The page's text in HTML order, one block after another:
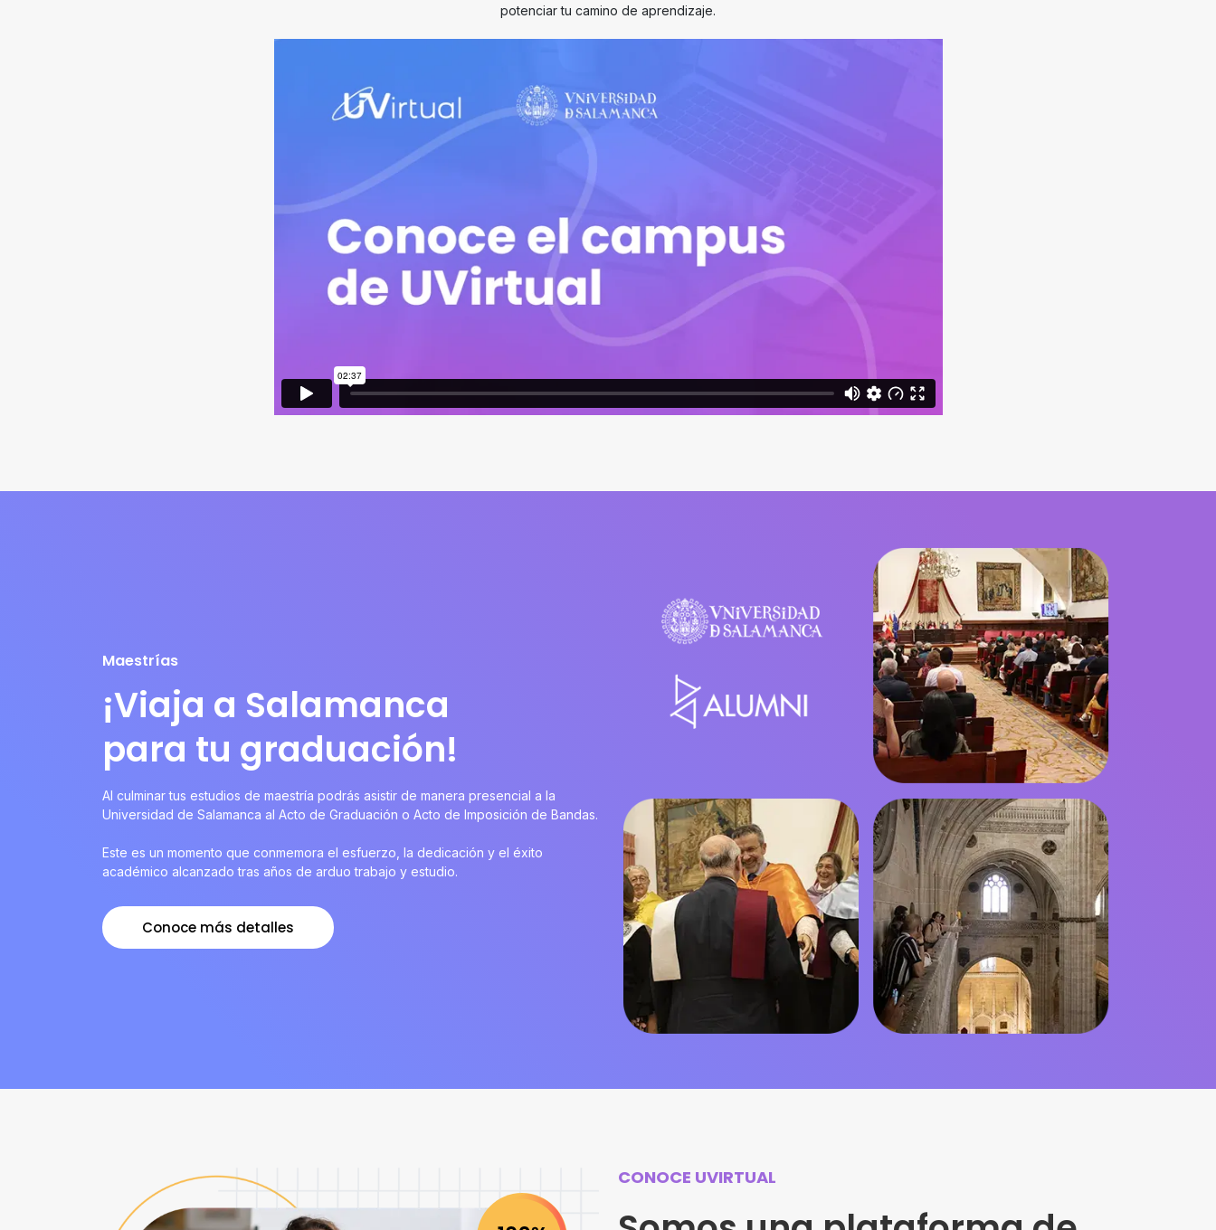
potenciar tu camino de aprendizaje.
Maestrías
¡Viaja a Salamanca
para tu graduación!
Al culminar tus estudios de maestría podrás asistir de manera presencial a la
Universidad de Salamanca al Acto de Graduación o Acto de Imposición de Bandas.
Este es un momento que conmemora el esfuerzo, la dedicación y el éxito
académico alcanzado tras años de arduo trabajo y estudio.
Conoce más detalles
CONOCE UVIRTUAL